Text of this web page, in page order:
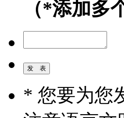
（*添加多
* 您要为您